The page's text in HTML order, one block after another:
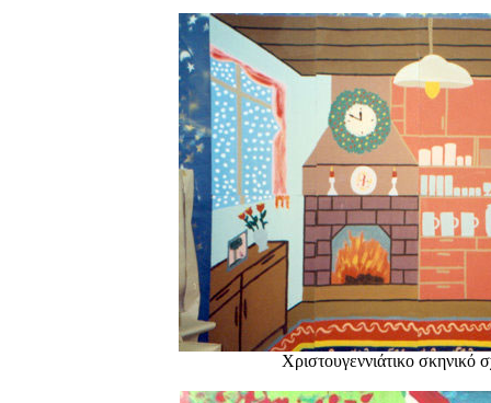
Χριστουγεννιάτικο σκηνικό